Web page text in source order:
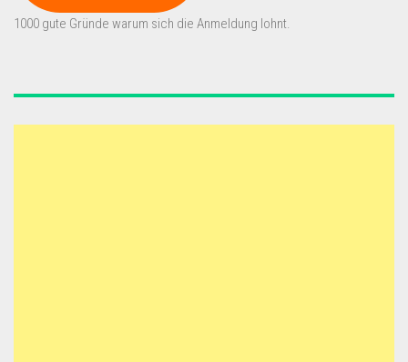
1000 gute Gründe warum sich die Anmeldung lohnt.